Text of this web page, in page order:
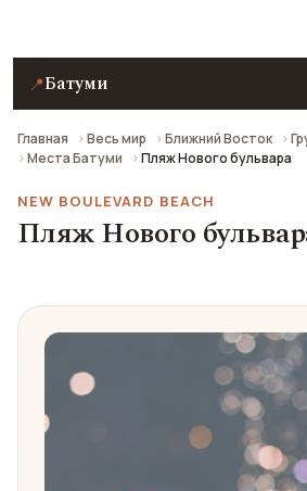
📍Батуми
Главная Весь мир Ближний Восток
Места Батуми
Пляж Нового бульвара
NEW BOULEVARD BEACH
Пляж Нового